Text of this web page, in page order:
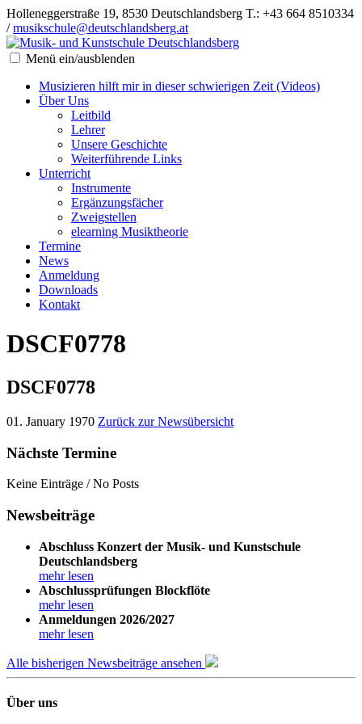
Holleneggerstraße 19, 8530 Deutschlandsberg T.: +43 664 8510334
/musikschule@deutschlandsberg.at
Menü ein/ausblenden
Musizieren hilft mir in dieser schwierigen Zeit (Videos)
Über Uns
Leitbild
Lehrer
Unsere Geschichte
Weiterführende Links
Unterricht
Instrumente
Ergänzungsfächer
Zweigstellen
elearning Musiktheorie
Termine
News
Anmeldung
Downloads
Kontakt
DSCF0778
DSCF0778
01. January 1970 Zurück zur Newsübersicht
Nächste Termine
Keine Einträge / No Posts
Newsbeiträge
Abschluss Konzert der Musik- und Kunstschule
Deutschlandsberg
mehr lesen
Abschlussprüfungen Blockflöte
mehr lesen
Anmeldungen 2026/2027
mehr lesen
Alle bisherigen Newsbeiträge ansehen
Über uns